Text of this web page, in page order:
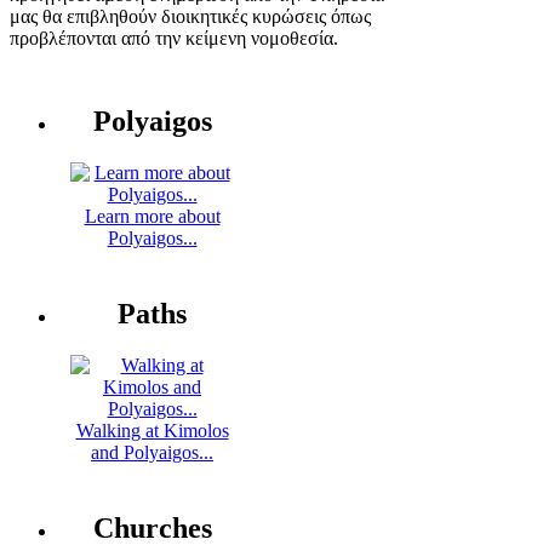
μας θα επιβληθούν διοικητικές κυρώσεις όπως
προβλέπονται από την κείμενη νομοθεσία.
Polyaigos
Learn more about
Polyaigos...
Paths
Walking at Kimolos
and Polyaigos...
Churches